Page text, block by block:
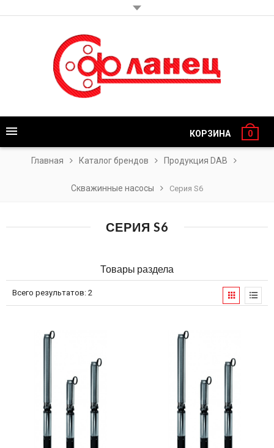
КОРЗИНА 0
Главная Каталог брендов Продукция DAB
Скважинные насосы Серия S6
СЕРИЯ S6
Товары раздела
Всего результатов: 2